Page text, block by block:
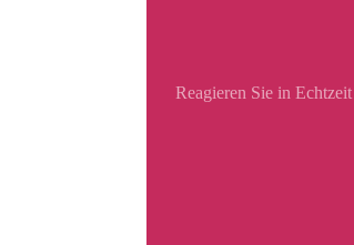
376-293 City Road, Suite 600
Reagieren Sie in